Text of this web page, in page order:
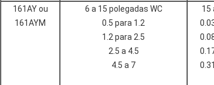
161AY ou
161AYM
6 a 15 polegadas WC
0.5 para 1.2
1.2 para 2.5
2.5 a 4.5
4.5 a 7
15